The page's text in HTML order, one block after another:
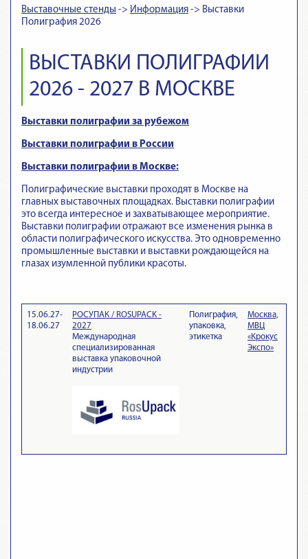
Выставочные стенды -> Информация -> Выставки
Полиграфия 2026
ВЫСТАВКИ ПОЛИГРАФИИ
2026 - 2027 В МОСКВЕ
Выставки полиграфии за рубежом
Выставки полиграфии в России
Выставки полиграфии в Москве:
Полиграфические выставки проходят в Москве на
главных выставочных площадках. Выставки полиграфии
это всегда интересное и захватывающее мероприятие.
Выставки полиграфии отражают все изменения рынка в
области полиграфического искусства. Это одновременно
промышленные выставки и выставки рождающейся на
глазах изумленной публики красоты.
15.06.27-
18.06.27
РОСУПАК / ROSUPACK -
2027
Международная
специализированная
выставка упаковочной
индустрии
Полиграфия,
упаковка,
этикетка
Москва,
МВЦ
«Крокус
Экспо»